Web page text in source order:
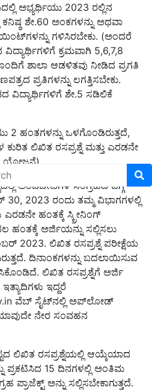
ಅಭ್ಯರ್ಥಿಯು 2023 ರಲ್ಲಿನ
ಶೇ.60 ಅಂಕಗಳನ್ನು ಅಥವಾ
ಗಳಿಸಿರಬೇಕು. (ಅಂದರೆ
ವಿದ್ಯಾರ್ಥಿಗಳಿಗೆ ಕ್ರಮವಾಗಿ 5,6,7,8
ಶಾಲಾ ಆಡಳಿತವು ನೀಡಿದ ಪ್ರಗತಿ
ಪ್ರತಿಗಳನ್ನು ಲಗತ್ತಿಸಬೇಕು.
ವಿದ್ಯಾರ್ಥಿಗಳಿಗೆ ಶೇ.5 ಸಡಿಲಿಕೆ
2 ಹಂತಗಳನ್ನು ಒಳಗೊಂಡಿರುತ್ತದೆ,
ಲಿಖಿತ ರಸಪ್ರಶ್ನೆ ಮತ್ತು ಎರಡನೇ
ಯೋಜನೆ)
ಅಂಚೆಚೀಟಿಗಳ ಸಂಗ್ರಹದ ಬಗ್ಗೆ
30, 2023 ರಂದು ತಮ್ಮ ವಿಭಾಗಗಳಲ್ಲಿ
ಹಂತಕ್ಕೆ ಸ್ಕ್ರೀನಿಂಗ್
ಹಂತಕ್ಕೆ ಅರ್ಜಿಯನ್ನು ಸಲ್ಲಿಸಲು
2023. ಲಿಖಿತ ರಸಪ್ರಶ್ನೆ ಪರೀಕ್ಷೆಯ
ದಿನಾಂಕಗಳನ್ನು ಬದಲಾಯಿಸುವ
ಲಿಖಿತ ರಸಪ್ರಶ್ನೆಗೆ ಅರ್ಜಿ
ಇದ್ದರೆ
ವೆಬ್‌ ಸೈಟ್‌ನಲ್ಲಿ ಅಪ್‌ಲೋಡ್
ನೇರ ಸಂವಹನ
ಲಿಖಿತ ರಸಪ್ರಶ್ನೆಯಲ್ಲಿ ಆಯ್ಕೆಯಾದ
ಪ್ರಕಟಿಸಿದ 15 ದಿನಗಳಲ್ಲಿ ಅಂತಿಮ
ಅನ್ನು ಸಲ್ಲಿಸಬೇಕಾಗುತ್ತದೆ.